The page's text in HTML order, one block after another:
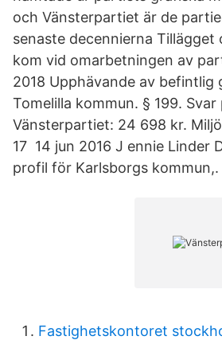
och Vänsterpartiet är de
senaste decennierna
kom vid omarbetningen av
2018 Upphävande av
Tomelilla kommun. § 199.
Vänsterpartiet: 24 698 kr.
17 14 jun 2016 J ennie Linder
profil för Karlsborgs kommun,.
Fastighetskontoret